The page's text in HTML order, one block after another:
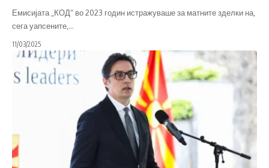
Емисијата „КОД“ во 2023 годин истражуваше за матните зделки на,
сега уапсените, …
11/03/2025